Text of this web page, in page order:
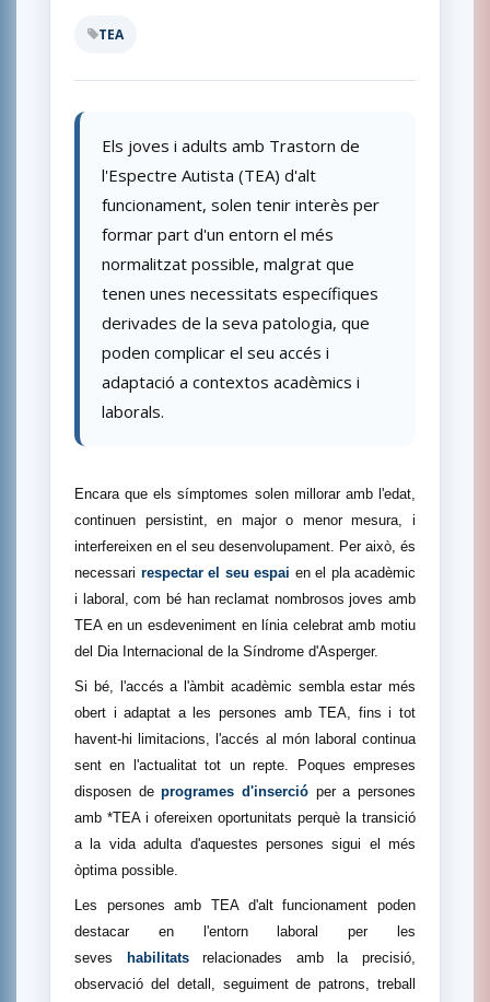
TEA
Els joves i adults amb Trastorn de
l'Espectre Autista (TEA) d'alt
funcionament, solen tenir interès per
formar part d'un entorn el més
normalitzat possible, malgrat que
tenen unes necessitats específiques
derivades de la seva patologia, que
poden complicar el seu accés i
adaptació a contextos acadèmics i
laborals.
Encara que els símptomes solen millorar amb l'edat,
continuen persistint, en major o menor mesura, i
interfereixen en el seu desenvolupament. Per això, és
necessari respectar el seu espai en el pla acadèmic
i laboral, com bé han reclamat nombrosos joves amb
TEA en un esdeveniment en línia celebrat amb motiu
del Dia Internacional de la Síndrome d'Asperger.
Si bé, l'accés a l'àmbit acadèmic sembla estar més
obert i adaptat a les persones amb TEA, fins i tot
havent-hi limitacions, l'accés al món laboral continua
sent en l'actualitat tot un repte. Poques empreses
disposen deprogrames d'inserció per a persones
amb *TEA i ofereixen oportunitats perquè la transició
a la vida adulta d'aquestes persones sigui el més
òptima possible.
Les persones amb TEA d'alt funcionament poden
destacar en l'entorn laboral per les
seves habilitatsrelacionades amb la precisió,
observació del detall, seguiment de patrons, treball